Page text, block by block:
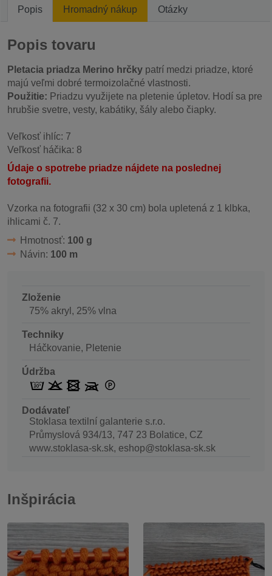
Popis Hromadný nákup Otázky
Popis tovaru
Pletacia priadza Merino hrčky patrí medzi priadze, ktoré
majú veľmi dobré termoizolačné vlastnosti.
Použitie: Priadzu využijete na pletenie úpletov. Hodí sa pre
hrubšie svetre, vesty, kabátiky, šály alebo čiapky.
Veľkosť ihlíc: 7
Veľkosť háčika: 8
Údaje o spotrebe priadze nájdete na poslednej
fotografii.
Vzorka na fotografii (32 x 30 cm) bola upletená z 1 klbka,
ihlicami č. 7.
Hmotnosť: 100 g
Návin: 100 m
Zloženie
75% akryl, 25% vlna
Techniky
Háčkovanie, Pletenie
Údržba
Dodávateľ
Stoklasa textilní galanterie s.r.o.
Průmyslová 934/13, 747 23 Bolatice, CZ
www.stoklasa-sk.sk, eshop@stoklasa-sk.sk
Inšpirácia